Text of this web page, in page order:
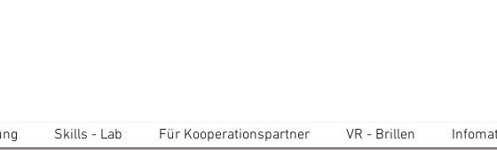
Skills - Lab Für Kooperationspartner VR - Brillen